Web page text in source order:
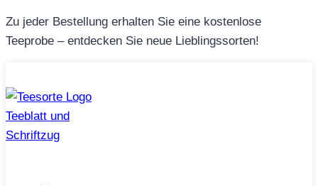
Zum
Inhalt
Zu jeder Bestellung erhalten Sie eine kostenlose
Teeprobe – entdecken Sie neue Lieblingssorten!